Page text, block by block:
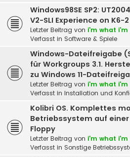
Windows98SE SP2:
V2-SLI Experience on K6-
Letzter Beitrag von i'm what i'm
Verfasst in Software & Spiele
Windows-Dateifreigabe
für Workgroups 3.1.
zu Windows 11-
Letzter Beitrag von i'm what i'm
Verfasst in Installation und
Kolibri OS. Komplettes
Betriebssystem auf einer
Floppy
Letzter Beitrag von i'm what i'm
Verfasst in Sonstige